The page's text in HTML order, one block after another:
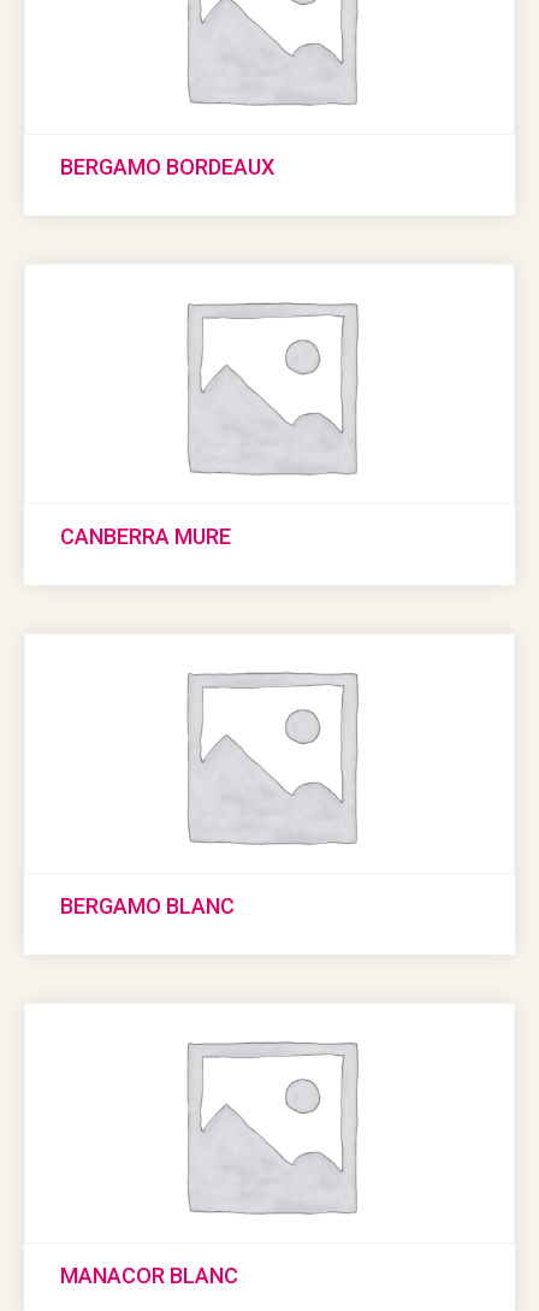
BERGAMO BORDEAUX
CANBERRA MURE
BERGAMO BLANC
MANACOR BLANC